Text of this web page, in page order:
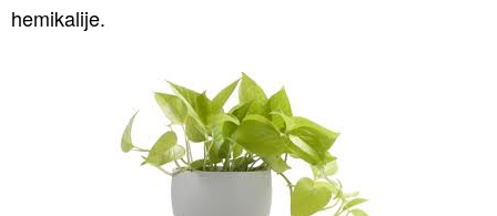
hemikalije.